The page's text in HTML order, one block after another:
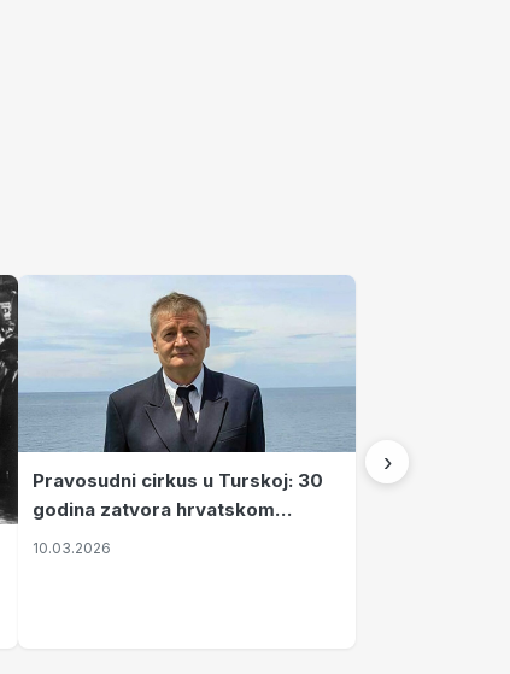
Pravosudni cirkus u Turskoj: 30
godina zatvora hrvatskom
kapetanu kojeg su sami pustili
10.03.2026
›